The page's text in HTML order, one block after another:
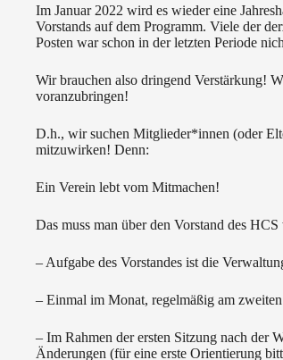
Im Januar 2022 wird es wieder eine
Vorstands auf dem Programm. Viele der
Posten war schon in der letzten Periode
Wir brauchen also dringend Verstärkung!
voranzubringen!
D.h., wir suchen Mitglieder*innen (oder
mitzuwirken! Denn:
Ein Verein lebt vom Mitmachen!
Das muss man über den Vorstand des HCS
– Aufgabe des Vorstandes ist die
– Einmal im Monat, regelmäßig am
– Im Rahmen der ersten Sitzung nach der
Änderungen (für eine erste Orientierung